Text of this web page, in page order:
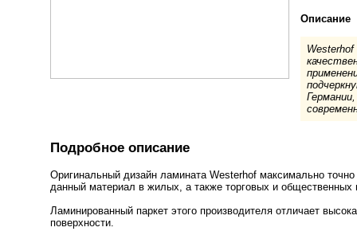
Описание
Подробное описание
Оригинальный дизайн ламината Westerhof максимально
данный материал в жилых, а также торговых и
Ламинированный паркет этого производителя отличает
поверхности.